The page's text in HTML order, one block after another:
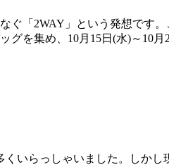
「2WAY」という発想です
を集め、10月15日(水)～10
いらっしゃいました。しか